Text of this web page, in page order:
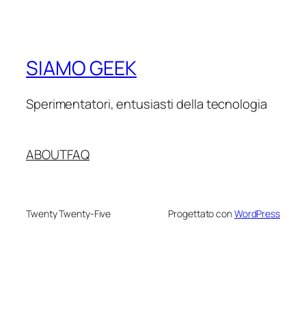
SIAMO GEEK
Sperimentatori, entusiasti della tecnologia
ABOUTFAQ
Twenty Twenty-Five Progettato conWordPress